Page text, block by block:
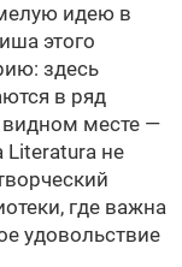
идею в
этого
здесь
в ряд
месте —
Literatura не
где важна
удовольствие